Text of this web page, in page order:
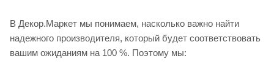
В Декор.Маркет мы понимаем, насколько важно найти
надежного производителя, который будет соответствовать
вашим ожиданиям на 100 %. Поэтому мы: